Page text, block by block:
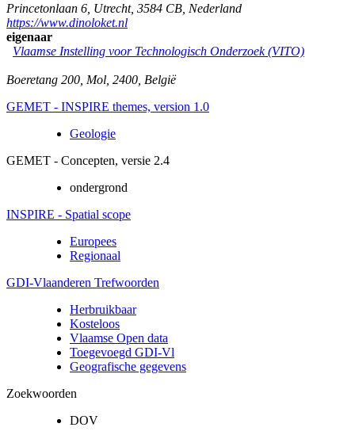
Princetonlaan 6 Utrecht, 3584 CB Nederland
https://www.dinoloket.nl
eigenaar
Vlaamse Instelling voor Technologisch Onderzoek (VITO)
Boeretang 200 Mol 2400 België
GEMET - INSPIRE themes, version 1.0
Geologie
GEMET - Concepten, versie 2.4
ondergrond
INSPIRE - Spatial scope
Europees
Regionaal
GDI-Vlaanderen Trefwoorden
Herbruikbaar
Kosteloos
Vlaamse Open data
Toegevoegd GDI-Vl
Geografische gegevens
Zoekwoorden
DOV